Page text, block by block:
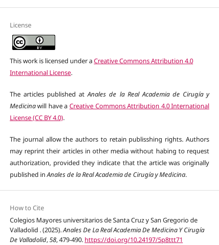
License
This work is licensed under aCreative Commons Attribution 4.0
International License.
The articles published atAnales de la Real Academia de Cirugía y
Medicinawill have a Creative Commons Attribution 4.0 International
License (CC BY 4.0).
The journal allow the authors to retain publisshing rights. Authors
may reprint their articles in other media without habing to request
authorization, provided they indicate that the article was originally
published inAnales de la Real Academia de Cirugía y Medicina.
How to Cite
Colegios Mayores universitarios de Santa Cruz y San Gregorio de
Valladolid . (2025).Anales De La Real Academia De Medicina Y Cirugía
De Valladolid,58, 479-490. https://doi.org/10.24197/5p8ttt71